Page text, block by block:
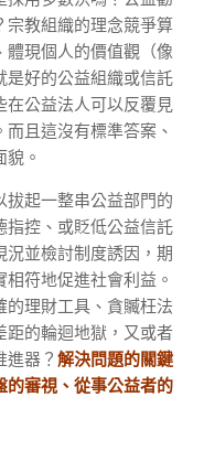
宗教組織的理念競爭算
體現個人的價值觀（像
是好的公益組織或信託
在公益法人可以反覆見
且這沒有標準答案、
。
拔起一整串公益部門的
指控、或貶低公益信託
並檢討制度誘因，期
符地促進社會利益。
的理財工具、貪贓枉法
距的輪迴地獄，又或者
進器？ 解決問題的關鍵
的審視、從事公益者的